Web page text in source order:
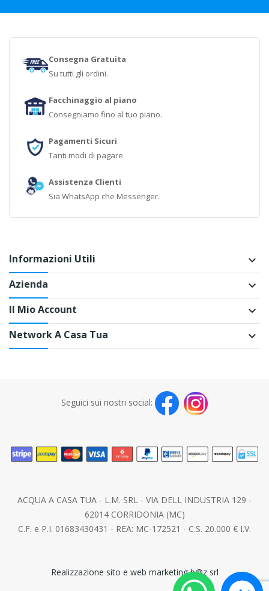
Consegna Gratuita
Su tutti gli ordini.
Facchinaggio al piano
Consegniamo fino al tuo piano.
Pagamenti Sicuri
Tanti modi di pagare.
Assistenza Clienti
Sia WhatsApp che Messenger.
Informazioni Utili keyboard_arrow_down
Azienda keyboard_arrow_down
Il Mio Account keyboard_arrow_down
Network A Casa Tua keyboard_arrow_down
Seguici sui nostri social:
ACQUA A CASA TUA - L.M. SRL - VIA DELL INDUSTRIA 129 -
62014 CORRIDONIA (MC)
C.F. e P.I. 01683430431 - REA: MC-172521 - C.S. 20.000 € I.V.
Realizzazione sito e web marketing b@z srl